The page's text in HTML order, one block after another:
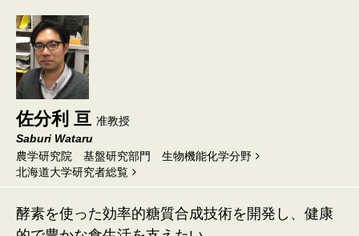
佐分利 亘 准教授
Saburi Wataru
農学研究院 基盤研究部門 生物機能化学分野
北海道⼤学研究者総覧
酵素を使った効率的糖質合成技術を開発し、健康